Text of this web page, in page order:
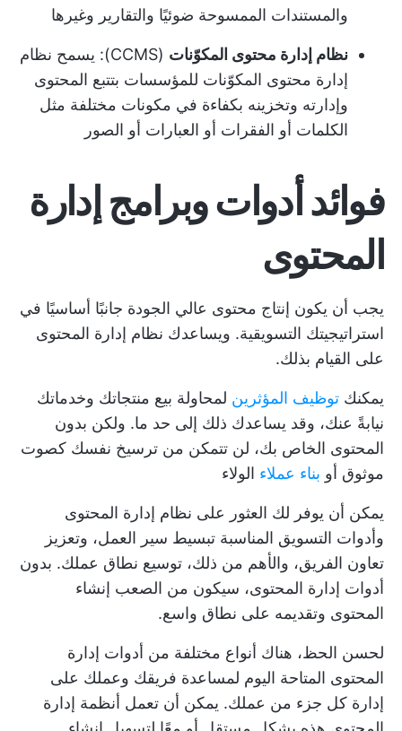
والمستندات الممسوحة ضوئيًا والتقارير وغيرها
نظام إدارة محتوى المكوّنات
(CCMS): يسمح نظام
إدارة محتوى المكوّنات للمؤسسات بتتبع المحتوى
وإدارته وتخزينه بكفاءة في مكونات مختلفة مثل
الكلمات أو الفقرات أو العبارات أو الصور
فوائد أدوات وبرامج إدارة
المحتوى
يجب أن يكون إنتاج محتوى عالي الجودة جانبًا أساسيًا في
استراتيجيتك التسويقية. ويساعدك نظام إدارة المحتوى
على القيام بذلك.
يمكنك توظيف المؤثرين لمحاولة بيع منتجاتك وخدماتك
نيابةً عنك، وقد يساعدك ذلك إلى حد ما. ولكن بدون
المحتوى الخاص بك، لن تتمكن من ترسيخ نفسك كصوت
موثوق أو بناء عملاء الولاء
يمكن أن يوفر لك العثور على نظام إدارة المحتوى
وأدوات التسويق المناسبة تبسيط سير العمل، وتعزيز
تعاون الفريق، والأهم من ذلك، توسيع نطاق عملك. بدون
أدوات إدارة المحتوى، سيكون من الصعب إنشاء
المحتوى وتقديمه على نطاق واسع.
لحسن الحظ، هناك أنواع مختلفة من أدوات إدارة
المحتوى المتاحة اليوم لمساعدة فريقك وعملك على
إدارة كل جزء من عملك. يمكن أن تعمل أنظمة إدارة